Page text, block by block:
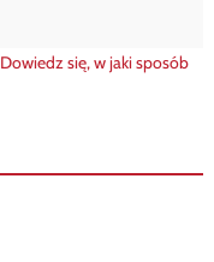
Dowiedz się, w jaki sposób